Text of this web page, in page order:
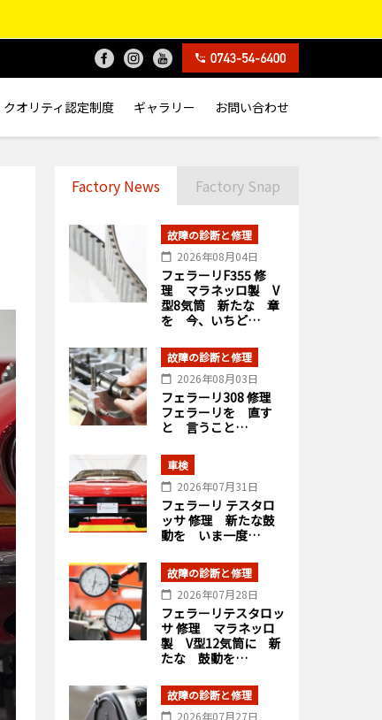
クオリティ認定制度 ギャラリー お問い合わせ
Factory News Factory Snap
故障の診断と修理
2026年08月04日
フェラーリF355 修
理 マラネッロ製 V
型8気筒 新たな 章
を 今、いちど…
故障の診断と修理
2026年08月03日
フェラーリ308 修理
フェラーリを 直す
と 言うこと…
車検
2026年07月31日
フェラーリ テスタロ
ッサ 修理 新たな鼓
動を いま一度…
故障の診断と修理
2026年07月28日
フェラーリテスタロッ
サ 修理 マラネッロ
製 V型12気筒に 新
たな 鼓動を…
故障の診断と修理
2026年07月27日